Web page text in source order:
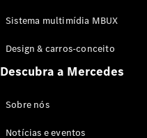
Sistema multimídia MBUX
Design & carros-conceito
Descubra a Mercedes
Sobre nós
Notícias e eventos